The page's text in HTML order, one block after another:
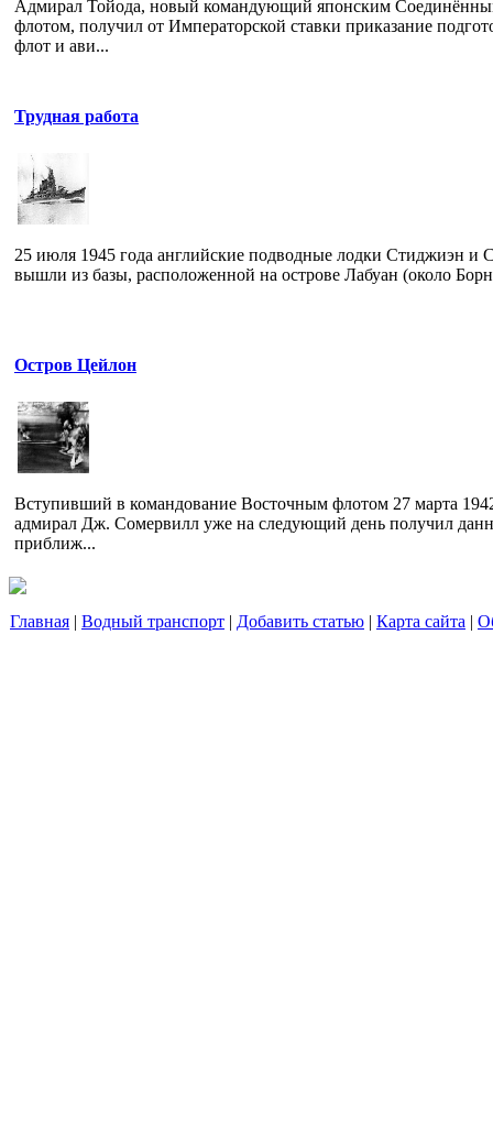
Адмирал Тойода, новый командующий японским
флотом, получил от Императорской ставки приказание
флот и ави...
Трудная работа
25 июля 1945 года английские подводные лодки Стиджиэн и
вышли из базы, расположенной на острове Лабуан (около
Остров Цейлон
Вступивший в командование Восточным флотом 27 марта
адмирал Дж. Сомервилл уже на следующий день получил
приближ...
Главная | Водный транспорт | Добавить статью | Карта сайта |